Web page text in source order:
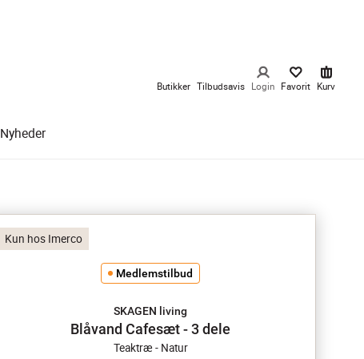
Butikker Tilbudsavis Login Favorit Kurv
Nyheder
Kun hos Imerco
Medlemstilbud
SKAGEN living
Blåvand Cafesæt - 3 dele
Teaktræ - Natur